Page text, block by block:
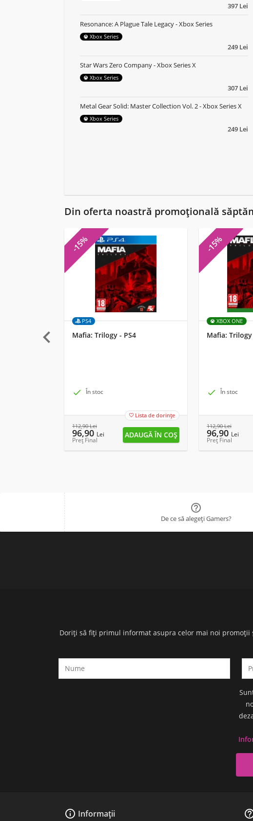
397 Lei
249 Lei
Resonance: A Plague Tale Legacy - Xbox Series
Xbox Series
307 Lei
Star Wars Zero Company - Xbox Series X
Xbox Series
249 Lei
Metal Gear Solid: Master Collection Vol. 2 - Xbox Series X
Xbox Series
Din oferta noastră promoțională
-15%
PS4
Mafia: Trilogy - PS4
 În stoc
 Lista de dorințe
112,90Lei
96,90 Lei
Preț Final
-15%
XBOX ONE
Mafia:
 În stoc
112,90Lei
96,90 Lei
Preț Final


De ce să alegeți Gamers?
Doriți să fiți primul informat asupra celor mai noi
 Informații